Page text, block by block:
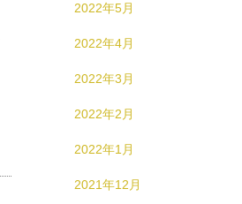
2022年5月
2022年4月
2022年3月
2022年2月
2022年1月
2021年12月